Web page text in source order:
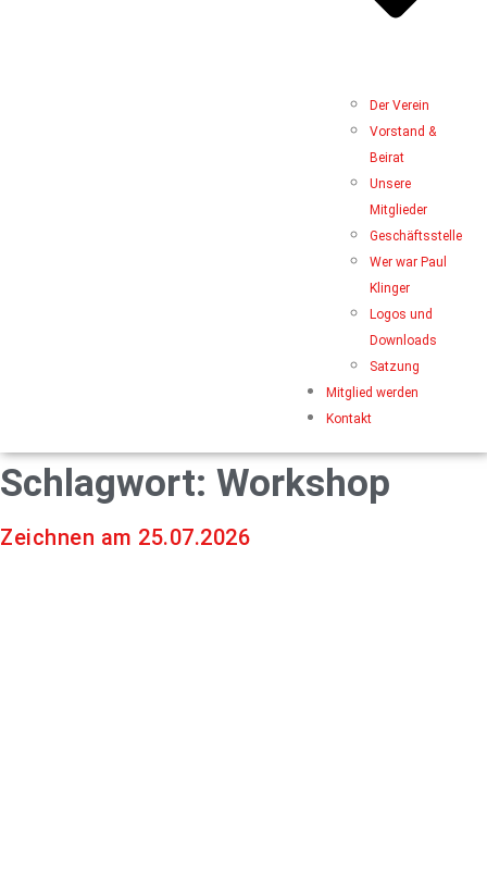
Der Verein
Vorstand &
Beirat
Unsere
Mitglieder
Geschäftsstelle
Wer war Paul
Klinger
Logos und
Downloads
Satzung
Mitglied werden
Kontakt
Schlagwort: Workshop
Zeichnen am 25.07.2026